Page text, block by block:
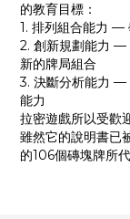
的教育目標：
1. 排列組合能力 —
2. 創新規劃能力 —
新的牌局組合
3. 決斷分析能力 —
能力
拉密遊戲所以受歡
雖然它的說明書已
的106個磚塊牌所